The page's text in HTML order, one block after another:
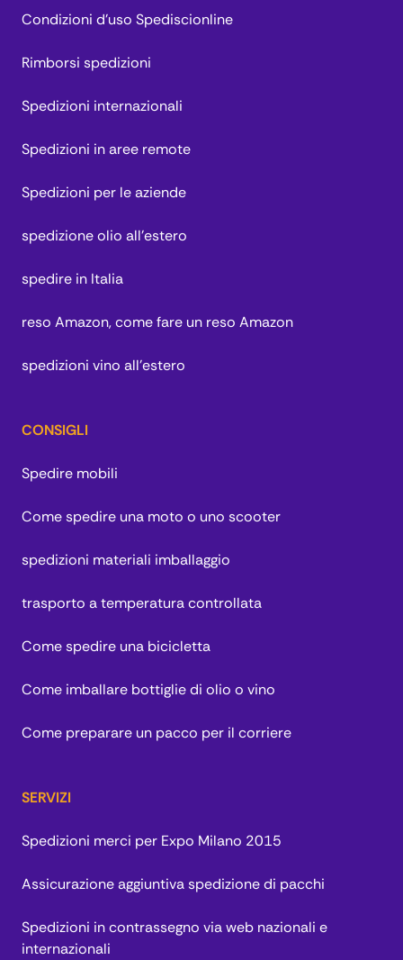
Condizioni d'uso Spediscionline
Rimborsi spedizioni
Spedizioni internazionali
Spedizioni in aree remote
Spedizioni per le aziende
spedizione olio all'estero
spedire in Italia
reso Amazon, come fare un reso Amazon
spedizioni vino all'estero
CONSIGLI
Spedire mobili
Come spedire una moto o uno scooter
spedizioni materiali imballaggio
trasporto a temperatura controllata
Come spedire una bicicletta
Come imballare bottiglie di olio o vino
Come preparare un pacco per il corriere
SERVIZI
Spedizioni merci per Expo Milano 2015
Assicurazione aggiuntiva spedizione di pacchi
Spedizioni in contrassegno via web nazionali e
internazionali